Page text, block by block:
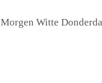
Morgen Witte